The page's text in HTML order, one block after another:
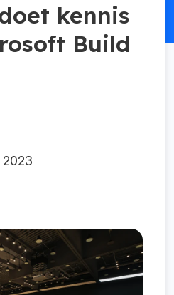
kennis
Build
2023